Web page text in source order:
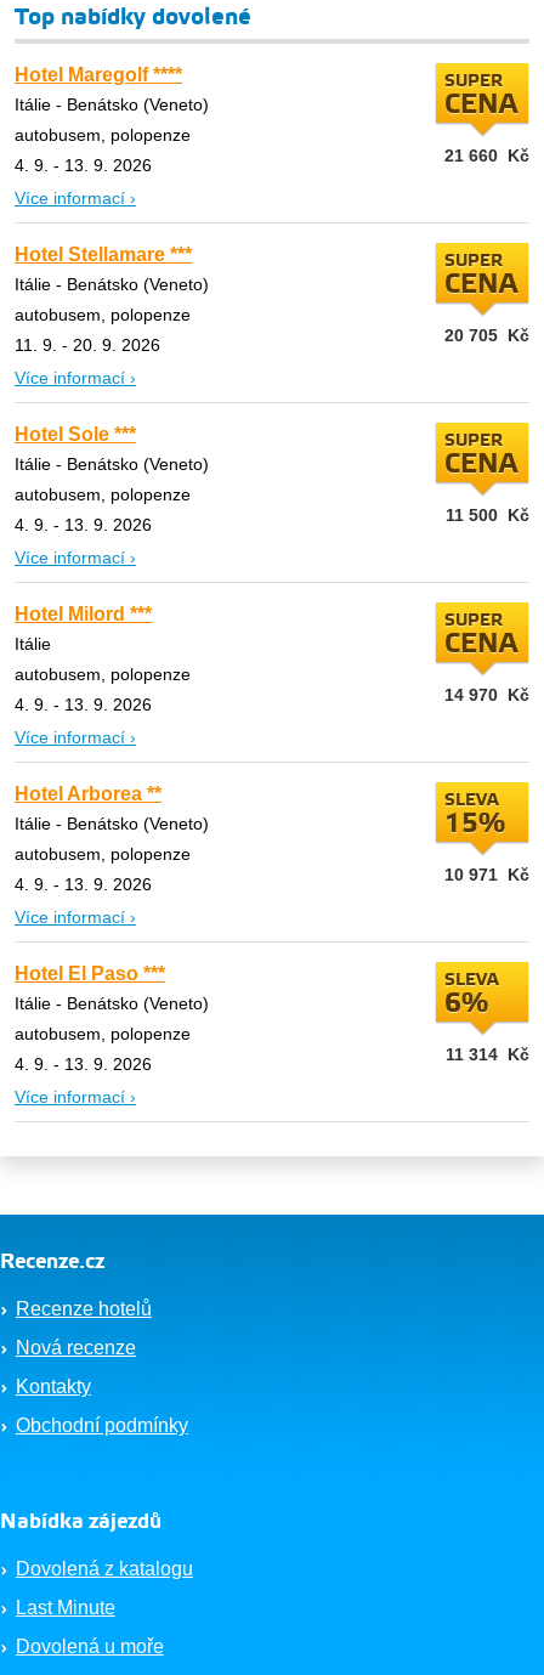
Top nabídky dovolené
Hotel Maregolf ****
Itálie - Benátsko (Veneto)
autobusem, polopenze
4. 9. - 13. 9. 2026
Více informací ›
SUPER
CENA
21 660 Kč
Hotel Stellamare ***
Itálie - Benátsko (Veneto)
autobusem, polopenze
11. 9. - 20. 9. 2026
Více informací ›
SUPER
CENA
20 705 Kč
Hotel Sole ***
Itálie - Benátsko (Veneto)
autobusem, polopenze
4. 9. - 13. 9. 2026
Více informací ›
SUPER
CENA
11 500 Kč
Hotel Milord ***
Itálie
autobusem, polopenze
4. 9. - 13. 9. 2026
Více informací ›
SUPER
CENA
14 970 Kč
Hotel Arborea **
Itálie - Benátsko (Veneto)
autobusem, polopenze
4. 9. - 13. 9. 2026
Více informací ›
SLEVA
15%
10 971 Kč
Hotel El Paso ***
Itálie - Benátsko (Veneto)
autobusem, polopenze
4. 9. - 13. 9. 2026
Více informací ›
SLEVA
6%
11 314 Kč
Recenze.cz
Recenze hotelů
Nová recenze
Kontakty
Obchodní podmínky
Nabídka zájezdů
Dovolená z katalogu
Last Minute
Dovolená u moře